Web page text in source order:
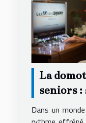
La
seniors
domicile
Dans un